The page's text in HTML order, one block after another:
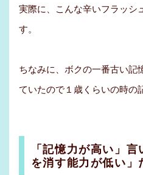
実際に、こんな辛いフラッシ
す。
ちなみに、ボクの一番古い記
ていたので１歳くらいの時の
「記憶力が高い」
を消す能力が低い」